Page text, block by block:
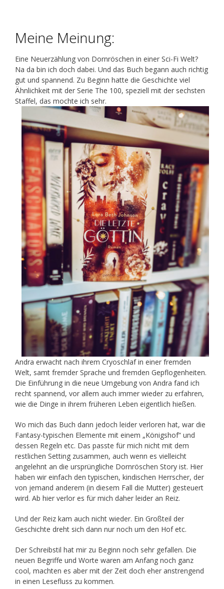
Meine Meinung:
Eine Neuerzählung von Dornröschen in einer Sci-Fi Welt?
Na da bin ich doch dabei. Und das Buch begann auch richtig
gut und spannend. Zu Beginn hatte die Geschichte viel
Ähnlichkeit mit der Serie The 100, speziell mit der sechsten
Staffel, das mochte ich sehr.
Andra erwacht nach ihrem Cryoschlaf in einer fremden
Welt, samt fremder Sprache und fremden Gepflogenheiten.
Die Einführung in die neue Umgebung von Andra fand ich
recht spannend, vor allem auch immer wieder zu erfahren,
wie die Dinge in ihrem früheren Leben eigentlich hießen.
Wo mich das Buch dann jedoch leider verloren hat, war die
Fantasy-typischen Elemente mit einem „Königshof“ und
dessen Regeln etc. Das passte für mich nicht mit dem
restlichen Setting zusammen, auch wenn es vielleicht
angelehnt an die ursprüngliche Dornröschen Story ist. Hier
haben wir einfach den typischen, kindischen Herrscher, der
von jemand anderem (in diesem Fall die Mutter) gesteuert
wird. Ab hier verlor es für mich daher leider an Reiz.
Und der Reiz kam auch nicht wieder. Ein Großteil der
Geschichte dreht sich dann nur noch um den Hof etc.
Der Schreibstil hat mir zu Beginn noch sehr gefallen. Die
neuen Begriffe und Worte waren am Anfang noch ganz
cool, machten es aber mit der Zeit doch eher anstrengend
in einen Lesefluss zu kommen.